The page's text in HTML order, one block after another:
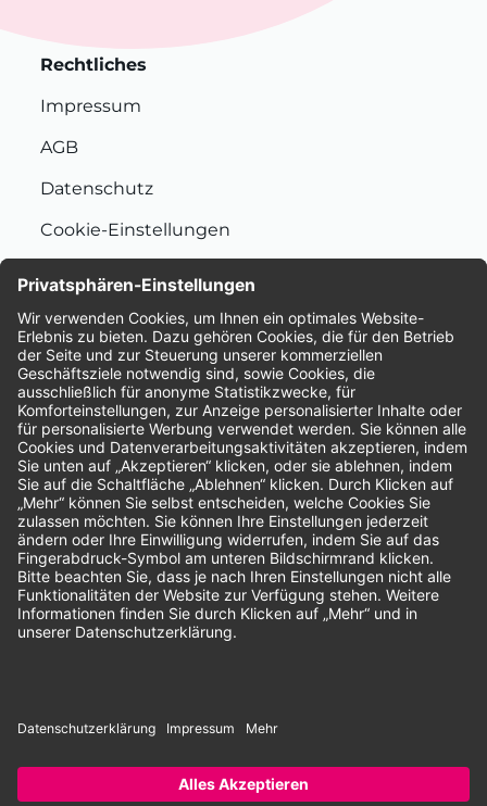
Rechtliches
Impressum
AGB
Datenschutz
Cookie-Einstellungen
Bewertungen
Unsere Zahlungsarten:
Rechnung SEPA-Lastschrift Vorkasse